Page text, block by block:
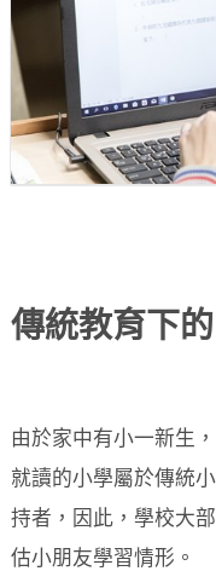
傳統教育下
由於家中有小一新生
就讀的小學屬於傳統
持者，因此，學校大
估小朋友學習情形。